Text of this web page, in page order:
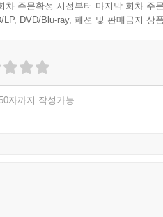
차 주문확정 시점부터 마지막 회차 주
LP, DVD/Blu-ray, 패션 및 판매금지 상
자까지 작성가능